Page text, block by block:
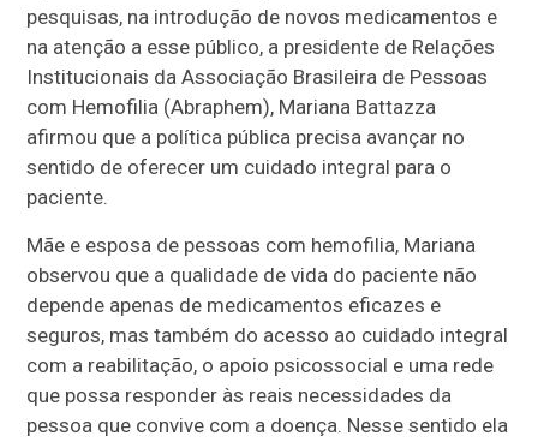
pesquisas, na introdução de novos medicamentos e
na atenção a esse público, a presidente de Relações
Institucionais da Associação Brasileira de Pessoas
com Hemofilia (Abraphem), Mariana Battazza
afirmou que a política pública precisa avançar no
sentido de oferecer um cuidado integral para o
paciente.
Mãe e esposa de pessoas com hemofilia, Mariana
observou que a qualidade de vida do paciente não
depende apenas de medicamentos eficazes e
seguros, mas também do acesso ao cuidado integral
com a reabilitação, o apoio psicossocial e uma rede
que possa responder às reais necessidades da
pessoa que convive com a doença. Nesse sentido ela